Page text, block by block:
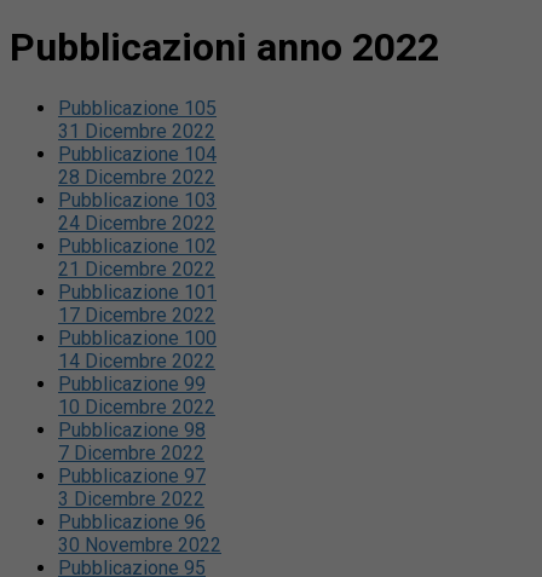
Pubblicazioni anno 2022
Pubblicazione 105
31 Dicembre 2022
Pubblicazione 104
28 Dicembre 2022
Pubblicazione 103
24 Dicembre 2022
Pubblicazione 102
21 Dicembre 2022
Pubblicazione 101
17 Dicembre 2022
Pubblicazione 100
14 Dicembre 2022
Pubblicazione 99
10 Dicembre 2022
Pubblicazione 98
7 Dicembre 2022
Pubblicazione 97
3 Dicembre 2022
Pubblicazione 96
30 Novembre 2022
Pubblicazione 95